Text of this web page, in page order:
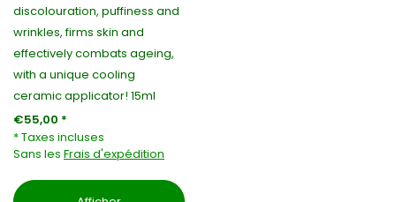
discolouration, puffiness and
wrinkles, firms skin and
effectively combats ageing,
with a unique cooling
ceramic applicator! 15ml
€55,00 *
* Taxes incluses
Sans les Frais d'expédition